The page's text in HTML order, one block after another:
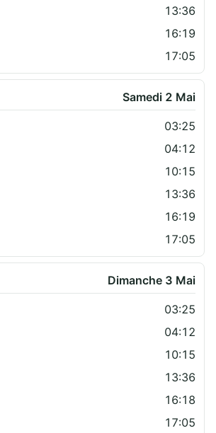
13:36
16:19
17:05
Samedi 2 Mai
03:25
04:12
10:15
13:36
16:19
17:05
Dimanche 3 Mai
03:25
04:12
10:15
13:36
16:18
17:05